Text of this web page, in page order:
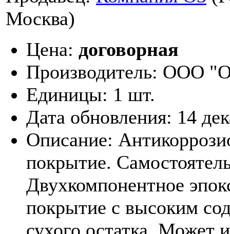
Москва)
Цена: договорная
Производитель: ООО
Единицы: 1 шт.
Дата обновления: 14
Описание:
покрытие.
Двухкомпонентное
покрытие с высоким